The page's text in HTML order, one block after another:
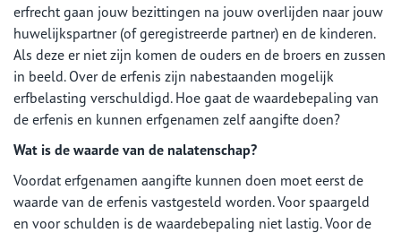
erfrecht gaan jouw bezittingen na jouw overlijden naar jouw
huwelijkspartner (of geregistreerde partner) en de kinderen.
Als deze er niet zijn komen de ouders en de broers en zussen
in beeld. Over de erfenis zijn nabestaanden mogelijk
erfbelasting verschuldigd. Hoe gaat de waardebepaling van
de erfenis en kunnen erfgenamen zelf aangifte doen?
Wat is de waarde van de nalatenschap?
Voordat erfgenamen aangifte kunnen doen moet eerst de
waarde van de erfenis vastgesteld worden. Voor spaargeld
en voor schulden is de waardebepaling niet lastig. Voor de